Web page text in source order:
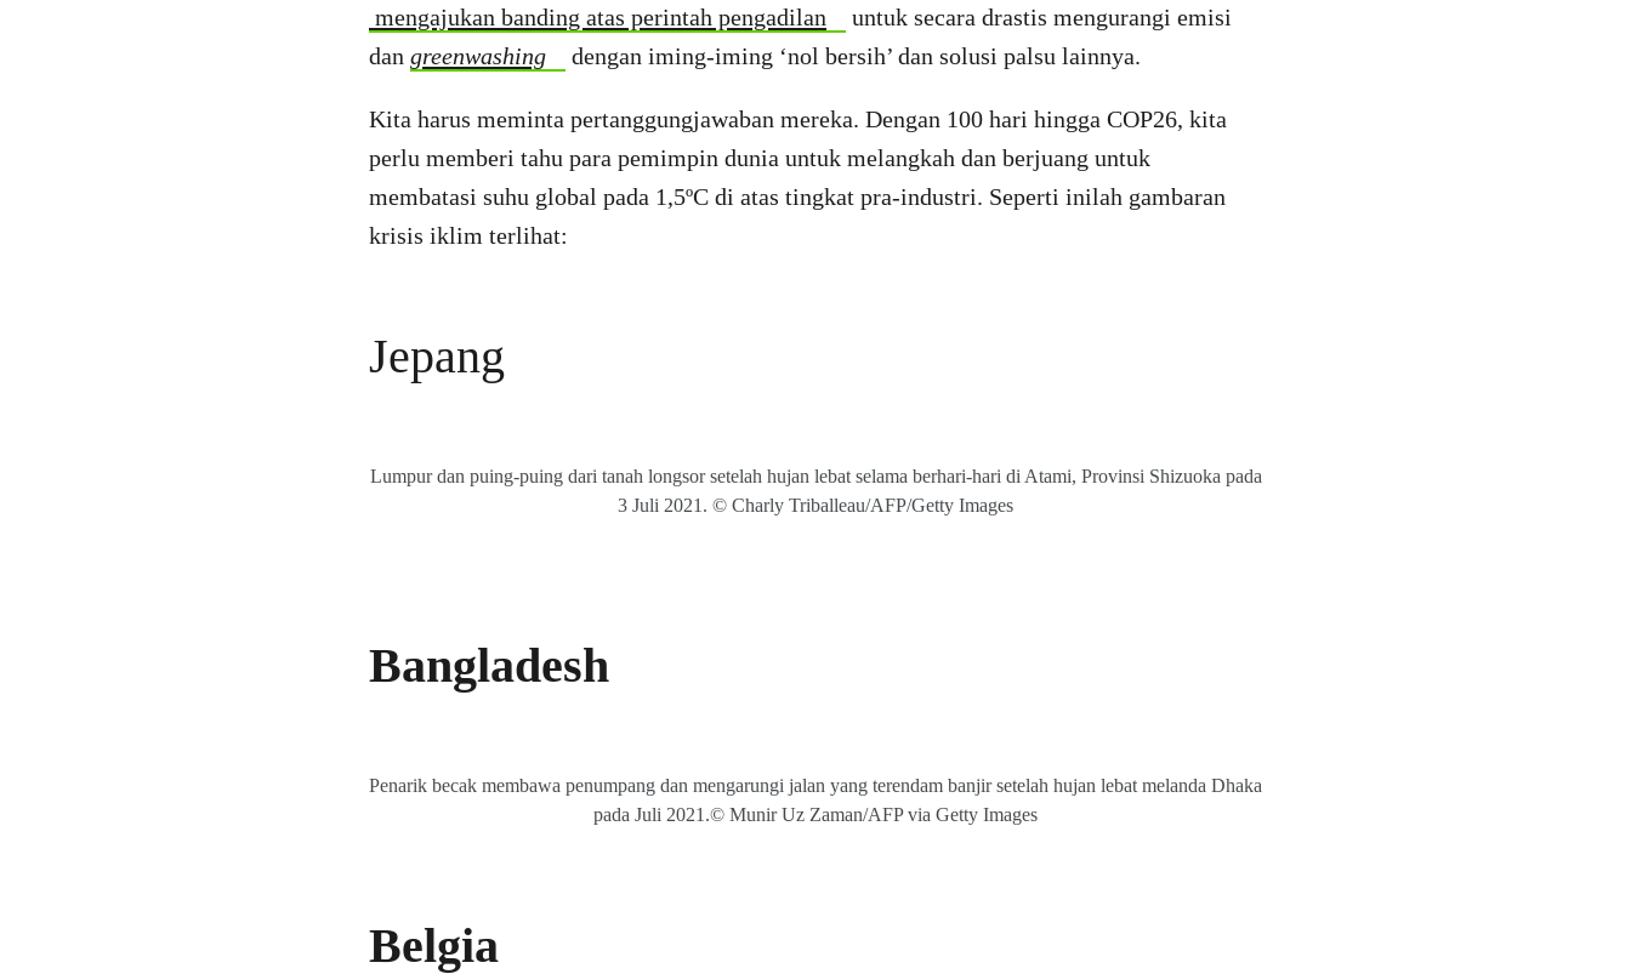
mengajukan banding atas perintah pengadilan
untuk secara drastis mengurangi emisi
dan greenwashing dengan iming-iming ‘nol bersih’ dan solusi palsu lainnya.
Kita harus meminta pertanggungjawaban mereka. Dengan 100 hari hingga COP26, kita
perlu memberi tahu para pemimpin dunia untuk melangkah dan berjuang untuk
membatasi suhu global pada 1,5ºC di atas tingkat pra-industri. Seperti inilah gambaran
krisis iklim terlihat:
Jepang
Lumpur dan puing-puing dari tanah longsor setelah hujan lebat selama berhari-hari di Atami, Provinsi Shizuoka pada
3 Juli 2021. © Charly Triballeau/AFP/Getty Images
Bangladesh
Penarik becak membawa penumpang dan mengarungi jalan yang terendam banjir setelah hujan lebat melanda Dhaka
pada Juli 2021.© Munir Uz Zaman/AFP via Getty Images
Belgia